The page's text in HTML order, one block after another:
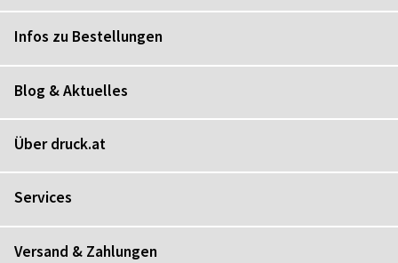
Infos zu Bestellungen
Blog & Aktuelles
Über druck.at
Services
Versand & Zahlungen